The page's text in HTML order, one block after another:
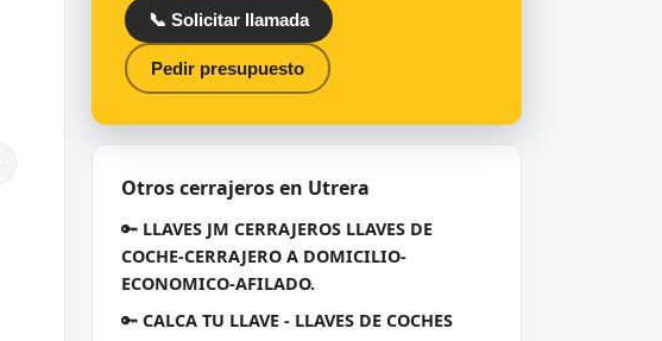
📞 Solicitar llamada
Pedir presupuesto
Otros cerrajeros en Utrera
🔑 LLAVES JM CERRAJEROS LLAVES DE
COCHE-CERRAJERO A DOMICILIO-
ECONOMICO-AFILADO.
🔑 CALCA TU LLAVE - LLAVES DE COCHES